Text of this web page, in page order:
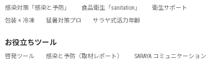
感染対策「感染と予防」 食品衛生「sanitation」
衛生サポート
包装 × 冷凍
猛暑対策プロ サラヤ式活力年齢
お役立ちツール
啓発ツール 感染と予防（取材レポート）
SARAYA コミュニケーション